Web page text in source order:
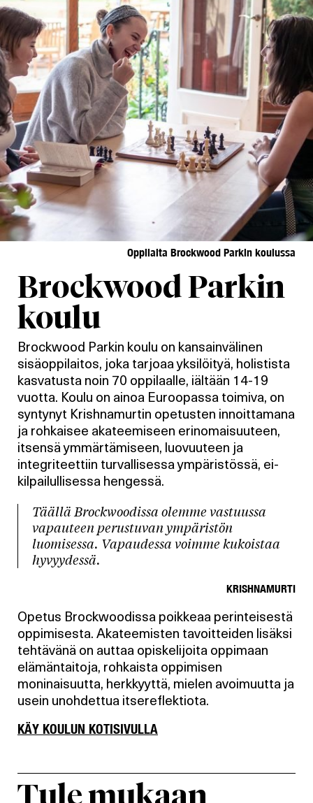
Oppilaita Brockwood Parkin koulussa
Brockwood Parkin
koulu
Brockwood Parkin koulu on kansainvälinen
sisäoppilaitos, joka tarjoaa yksilöityä, holistista
kasvatusta noin 70 oppilaalle, iältään 14-19
vuotta. Koulu on ainoa Euroopassa toimiva, on
syntynyt Krishnamurtin opetusten innoittamana
ja rohkaisee akateemiseen erinomaisuuteen,
itsensä ymmärtämiseen, luovuuteen ja
integriteettiin turvallisessa ympäristössä, ei-
kilpailullisessa hengessä.
Täällä Brockwoodissa olemme vastuussa
vapauteen perustuvan ympäristön
luomisessa. Vapaudessa voimme kukoistaa
hyvyydessä.
KRISHNAMURTI
Opetus Brockwoodissa poikkeaa perinteisestä
oppimisesta. Akateemisten tavoitteiden lisäksi
tehtävänä on auttaa opiskelijoita oppimaan
elämäntaitoja, rohkaista oppimisen
moninaisuutta, herkkyyttä, mielen avoimuutta ja
usein unohdettua itsereflektiota.
KÄY KOULUN KOTISIVULLA